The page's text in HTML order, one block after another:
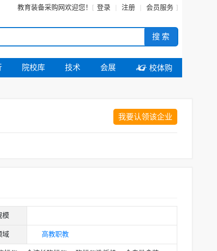
教育装备采购网 欢迎您！ 登录 注册 会员服务
搜 索
院校库 技术 会展  校体购
我要认领该企业
模
域 高教职教